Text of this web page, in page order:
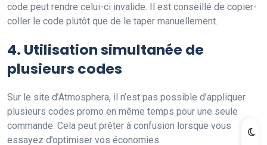
code peut rendre celui-ci invalide. Il est conseillé de copier-
coller le code plutôt que de le taper manuellement.
4. Utilisation simultanée de
plusieurs codes
Sur le site d’Atmosphera, il n’est pas possible d’appliquer
plusieurs codes promo en même temps pour une seule
commande. Cela peut prêter à confusion lorsque vous
essayez d’optimiser vos économies.